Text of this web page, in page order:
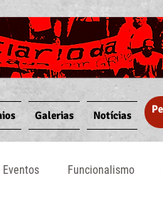
Galerias Notícias
Eventos Funcionalismo